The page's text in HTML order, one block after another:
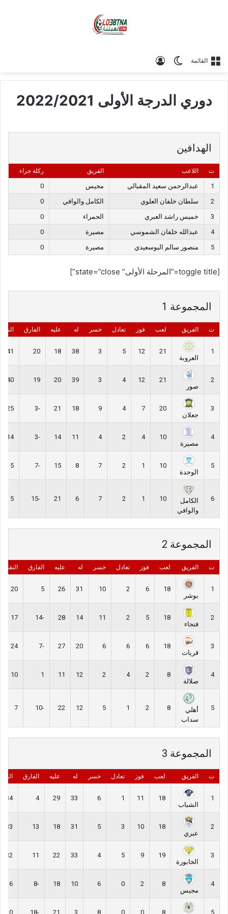
القائمة الوضع المظلم
دوري الدرجة الأولى 2022/2021
الهدافين
ت اللاعب الفريق ركلة جزاء
1 عبدالرحمن سعيد المقبالي مجيس
0
2
سلطان خلفان العلوي الكامل والوافي
0
3
خميس راشد العبري الحمراء
0
4
عبدالله خلفان الشموسي مصيرة
0
5
منصور سالم البوسعيدي مصيرة 0
[toggle title=”المرحلة الأولى” state=”close”]
المجموعة 1
ت الفريق لعب فوز تعادل خسر له عليه الفارق
1
العروبة
21
12
5
3
38
18
20
41
2
صور
21
12
4
3
39
20
19
40
3
جعلان
20
7
4
9
18
21
-3
25
4
مصيرة
10
4
2
4
11
14
-3
14
5
الوحدة
10
1
2
7
8
15
-7
5
6
الكامل
والوافي
10
1
2
7
6
21
-15
5
المجموعة 2
ت الفريق لعب فوز تعادل خسر له عليه الفارق النقاط
1
بوشر
18
6
2
10
31
26
5
20
2
فنجاء
18
5
2
11
14
28
-14
17
3
قريات
18
6
6
6
20
27
-7
24
4
صلالة
8
2
4
2
12
11
1
10
5
أهلي
سداب
8
2
1
5
12
22
-10
7
المجموعة 3
ت الفريق لعب فوز تعادل خسر له عليه الفارق
1
الشباب
18
11
1
6
33
29
4
34
2
عبري
18
10
3
5
31
18
13
33
3
الخابورة
19
9
5
4
33
22
11
32
4
مجيس
8
2
0
6
10
18
-8
6
5
8
0
0
8
3
21
-18
0